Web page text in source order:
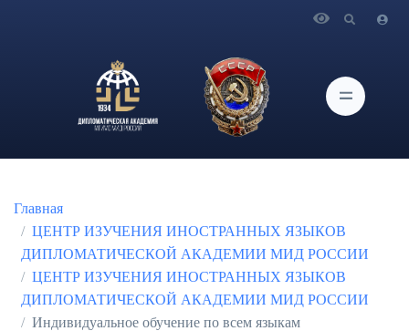
ДИПЛОМАТИЧЕСКОЙ АКАДЕМИИ МИД РОССИИ
Индивидуальное обучение по всем языкам
Главная
ЦЕНТР ИЗУЧЕНИЯ ИНОСТРАННЫХ ЯЗЫКОВ
ДИПЛОМАТИЧЕСКОЙ АКАДЕМИИ МИД РОССИИ
ЦЕНТР ИЗУЧЕНИЯ ИНОСТРАННЫХ ЯЗЫКОВ
ДИПЛОМАТИЧЕСКОЙ АКАДЕМИИ МИД РОССИИ
Индивидуальное обучение по всем языкам